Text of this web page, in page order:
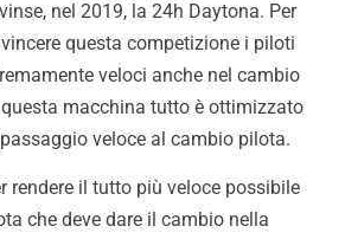
nel 2019, la 24h Daytona. Per
questa competizione i piloti
veloci anche nel cambio
macchina tutto è ottimizzato
veloce al cambio pilota.
rendere il tutto più veloce possibile
che deve dare il cambio nella